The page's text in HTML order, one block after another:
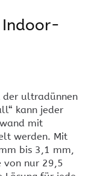
Indoor-
der ultradünnen
kann jeder
mit
werden. Mit
bis 3,1 mm,
von nur 29,5